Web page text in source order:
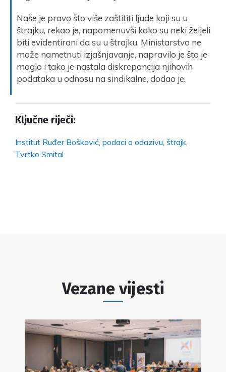
Naše je pravo što više zaštititi ljude koji su u
štrajku, rekao je, napomenuvši kako su neki željeli
biti evidentirani da su u štrajku. Ministarstvo ne
može nametnuti izjašnjavanje, napravilo je što je
moglo i tako je nastala diskrepancija njihovih
podataka u odnosu na sindikalne, dodao je.
Ključne riječi:
Institut Ruđer Bošković podaci o odazivu štrajk
Tvrtko Smital
Vezane vijesti